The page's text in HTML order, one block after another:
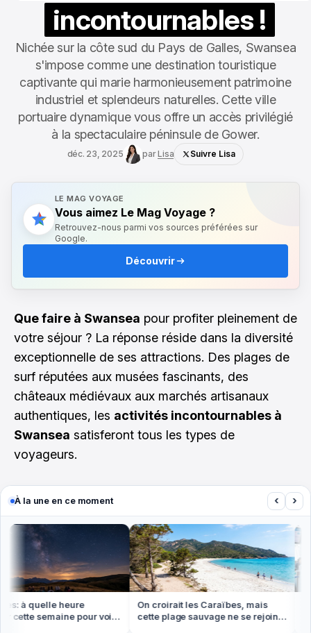
incontournables !
Nichée sur la côte sud du Pays de Galles, Swansea
s'impose comme une destination touristique
captivante qui marie harmonieusement patrimoine
industriel et splendeurs naturelles. Cette ville
portuaire dynamique vous offre un accès privilégié
à la spectaculaire péninsule de Gower.
déc. 23, 2025 parLisa Suivre Lisa
LE MAG VOYAGE
Vous aimez Le Mag Voyage ?
Retrouvez-nous parmi vos sources préférées sur
Google.
Découvrir
Que faire à Swansea pour profiter pleinement de
votre séjour ? La réponse réside dans la diversité
exceptionnelle de ses attractions. Des plages de
surf réputées aux musées fascinants, des
châteaux médiévaux aux marchés artisanaux
authentiques, les activités incontournables à
Swansea satisferont tous les types de
voyageurs.
À la une en ce moment ‹ ›
à quelle heure
semaine pour voir
On croirait les Caraïbes, mais
cette plage sauvage ne se rejoint